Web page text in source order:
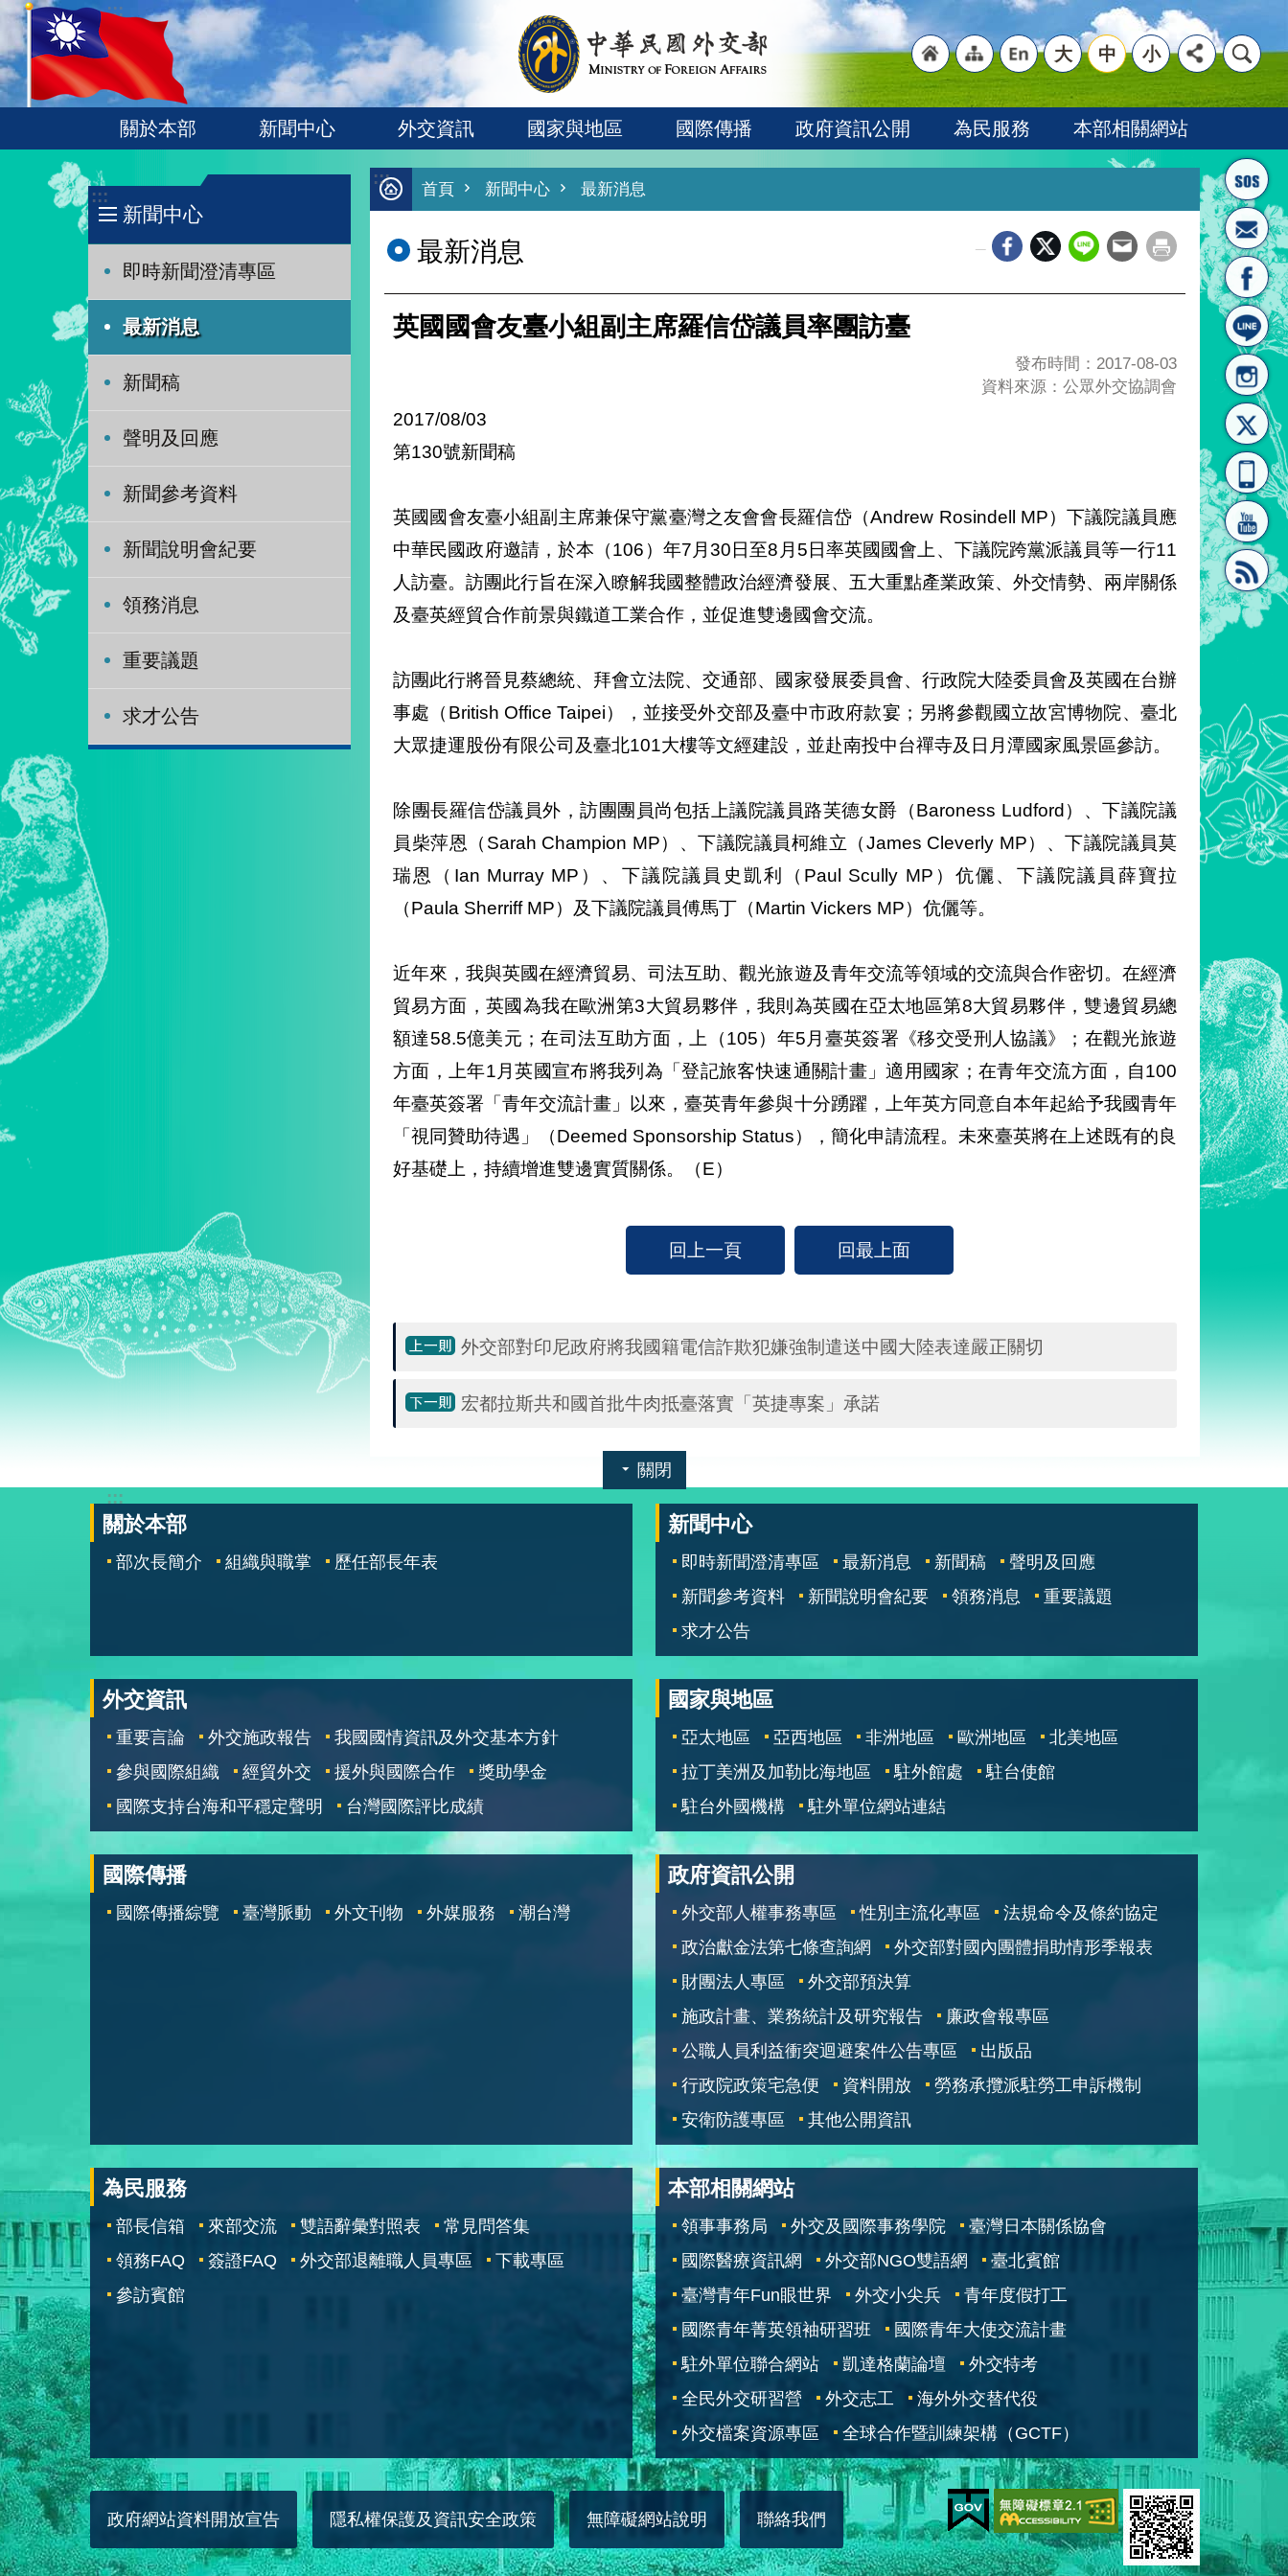
跳到主要內容區塊
:::
首頁
"網
站導
"英
文語
大 中 小
關於本部 新聞中心 外交資訊 國家與地區 國際傳播 政府資訊公開 為民服務 本部相關網站
:::
新聞中心
即時新聞澄清專區
最新消息
新聞稿
聲明及回應
新聞參考資料
新聞說明會紀要
領務消息
重要議題
求才公告
:::
首頁 新聞中心 最新消息
最新消息
英國國會友臺小組副主席羅信岱議員率團訪臺
發布時間：2017-08-03
資料來源：公眾外交協調會
2017/08/03
第130號新聞稿
英國國會友臺小組副主席兼保守黨臺灣之友會會長羅信岱（Andrew Rosindell MP）下議院議員應
中華民國政府邀請，於本（106）年7月30日至8月5日率英國國會上、下議院跨黨派議員等一行11
人訪臺。訪團此行旨在深入瞭解我國整體政治經濟發展、五大重點產業政策、外交情勢、兩岸關係
及臺英經貿合作前景與鐵道工業合作，並促進雙邊國會交流。
訪團此行將晉見蔡總統、拜會立法院、交通部、國家發展委員會、行政院大陸委員會及英國在台辦
事處（British Office Taipei），並接受外交部及臺中市政府款宴；另將參觀國立故宮博物院、臺北
大眾捷運股份有限公司及臺北101大樓等文經建設，並赴南投中台禪寺及日月潭國家風景區參訪。
除團長羅信岱議員外，訪團團員尚包括上議院議員路芙德女爵（Baroness Ludford）、下議院議
員柴萍恩（Sarah Champion MP）、下議院議員柯維立（James Cleverly MP）、下議院議員莫
瑞恩（Ian Murray MP）、下議院議員史凱利（Paul Scully MP）伉儷、下議院議員薛寶拉
（Paula Sherriff MP）及下議院議員傅馬丁（Martin Vickers MP）伉儷等。
近年來，我與英國在經濟貿易、司法互助、觀光旅遊及青年交流等領域的交流與合作密切。在經濟
貿易方面，英國為我在歐洲第3大貿易夥伴，我則為英國在亞太地區第8大貿易夥伴，雙邊貿易總
額達58.5億美元；在司法互助方面，上（105）年5月臺英簽署《移交受刑人協議》；在觀光旅遊
方面，上年1月英國宣布將我列為「登記旅客快速通關計畫」適用國家；在青年交流方面，自100
年臺英簽署「青年交流計畫」以來，臺英青年參與十分踴躍，上年英方同意自本年起給予我國青年
「視同贊助待遇」（Deemed Sponsorship Status），簡化申請流程。未來臺英將在上述既有的良
好基礎上，持續增進雙邊實質關係。（E）
回上一頁 回最上面
外交部對印尼政府將我國籍電信詐欺犯嫌強制遣送中國大陸表達嚴正關切
宏都拉斯共和國首批牛肉抵臺落實「英捷專案」承諾
關閉
:::
關於本部
部次長簡介 組織與職掌 歷任部長年表
新聞中心
即時新聞澄清專區 最新消息 新聞稿
聲明及回應
新聞參考資料
新聞說明會紀要 領務消息
重要議題
求才公告
外交資訊
重要言論 外交施政報告
我國國情資訊及外交基本方針
參與國際組織
經貿外交 援外與國際合作
獎助學金
國際支持台海和平穩定聲明
台灣國際評比成績
國家與地區
亞太地區 亞西地區 非洲地區 歐洲地區
北美地區
拉丁美洲及加勒比海地區
駐外館處
駐台使館
駐台外國機構
駐外單位網站連結
國際傳播
國際傳播綜覽 臺灣脈動 外文刊物 外媒服務 潮台灣
政府資訊公開
外交部人權事務專區 性別主流化專區
法規命令及條約協定
政治獻金法第七條查詢網
外交部對國內團體捐助情形季報表
財團法人專區
外交部預決算
施政計畫、業務統計及研究報告
廉政會報專區
公職人員利益衝突迴避案件公告專區
出版品
行政院政策宅急便
資料開放
勞務承攬派駐勞工申訴機制
安衛防護專區
其他公開資訊
為民服務
部長信箱 來部交流 雙語辭彙對照表
常見問答集
領務FAQ
簽證FAQ 外交部退離職人員專區
下載專區
參訪賓館
本部相關網站
領事事務局 外交及國際事務學院
臺灣日本關係協會
國際醫療資訊網
外交部NGO雙語網
臺北賓館
臺灣青年Fun眼世界
外交小尖兵
青年度假打工
國際青年菁英領袖研習班
國際青年大使交流計畫
駐外單位聯合網站
凱達格蘭論壇
外交特考
全民外交研習營
外交志工
海外外交替代役
外交檔案資源專區
全球合作暨訓練架構（GCTF）
政府網站資料開放宣告 隱私權保護及資訊安全政策 無障礙網站說明 聯絡我們